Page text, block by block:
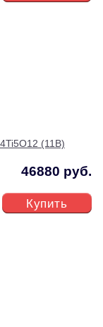
(11В)
46880 руб.
Купить